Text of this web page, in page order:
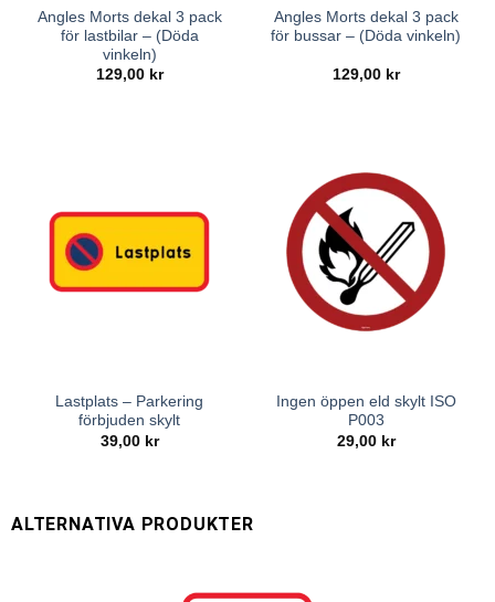
Angles Morts dekal 3 pack
för lastbilar – (Döda
vinkeln)
129,00 kr
Angles Morts dekal 3 pack
för bussar – (Döda vinkeln)
129,00 kr
Lastplats – Parkering
förbjuden skylt
39,00 kr
Ingen öppen eld skylt ISO
P003
29,00 kr